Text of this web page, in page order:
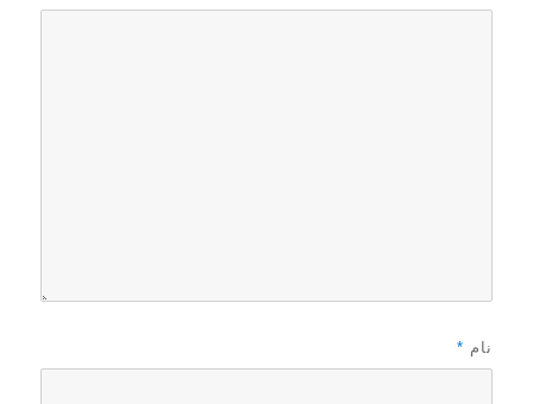
نام *